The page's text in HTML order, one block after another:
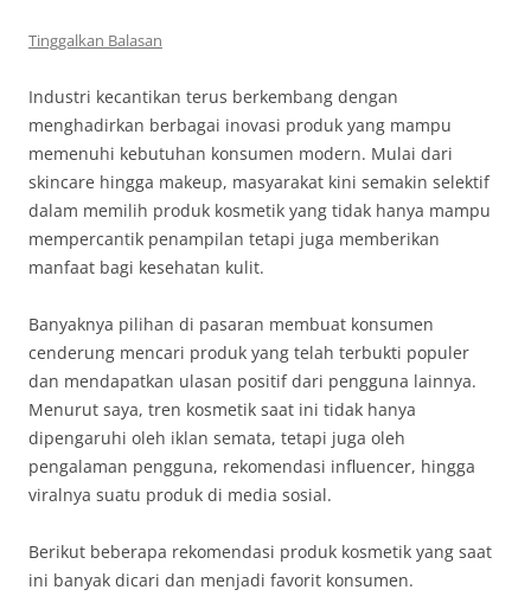
Tinggalkan Balasan
Industri kecantikan terus berkembang dengan
menghadirkan berbagai inovasi produk yang mampu
memenuhi kebutuhan konsumen modern. Mulai dari
skincare hingga makeup, masyarakat kini semakin selektif
dalam memilih produk kosmetik yang tidak hanya mampu
mempercantik penampilan tetapi juga memberikan
manfaat bagi kesehatan kulit.
Banyaknya pilihan di pasaran membuat konsumen
cenderung mencari produk yang telah terbukti populer
dan mendapatkan ulasan positif dari pengguna lainnya.
Menurut saya, tren kosmetik saat ini tidak hanya
dipengaruhi oleh iklan semata, tetapi juga oleh
pengalaman pengguna, rekomendasi influencer, hingga
viralnya suatu produk di media sosial.
Berikut beberapa rekomendasi produk kosmetik yang saat
ini banyak dicari dan menjadi favorit konsumen.